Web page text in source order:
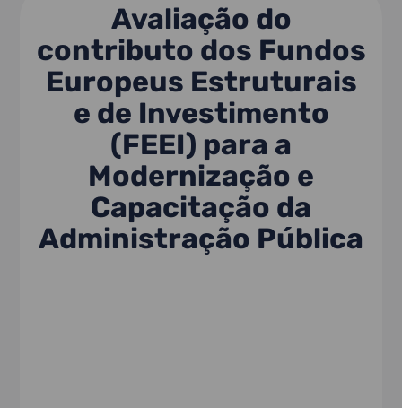
Avaliação do
contributo dos Fundos
Europeus Estruturais
e de Investimento
(FEEI) para a
Modernização e
Capacitação da
Administração Pública